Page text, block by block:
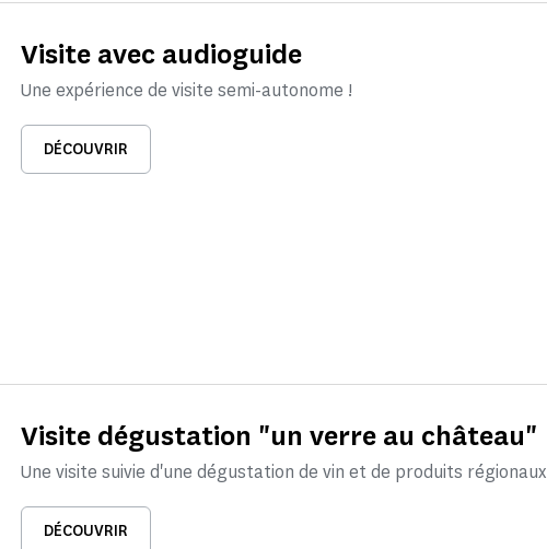
Visite avec audioguide
Une expérience de visite semi-autonome !
DÉCOUVRIR
Visite dégustation "un verre au château"
Une visite suivie d'une dégustation de vin et de produits régionaux
DÉCOUVRIR